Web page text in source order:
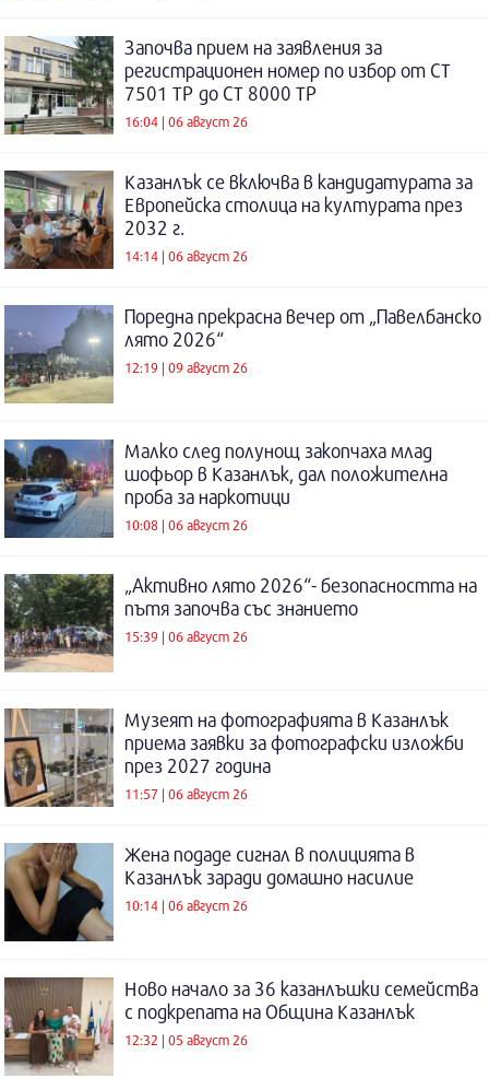
Започва прием на заявления за
регистрационен номер по избор от СТ
7501 ТР до СТ 8000 ТР
16:04 | 06 август 26
Казанлък се включва в кандидатурата за
Европейска столица на културата през
2032 г.
14:14 | 06 август 26
Поредна прекрасна вечер от „Павелбанско
лято 2026“
12:19 | 09 август 26
Малко след полунощ закопчаха млад
шофьор в Казанлък, дал положителна
проба за наркотици
10:08 | 06 август 26
„Активно лято 2026“- безопасността на
пътя започва със знанието
15:39 | 06 август 26
Музеят на фотографията в Казанлък
приема заявки за фотографски изложби
през 2027 година
11:57 | 06 август 26
Жена подаде сигнал в полицията в
Казанлък заради домашно насилие
10:14 | 06 август 26
Ново начало за 36 казанлъшки семейства
с подкрепата на Община Казанлък
12:32 | 05 август 26